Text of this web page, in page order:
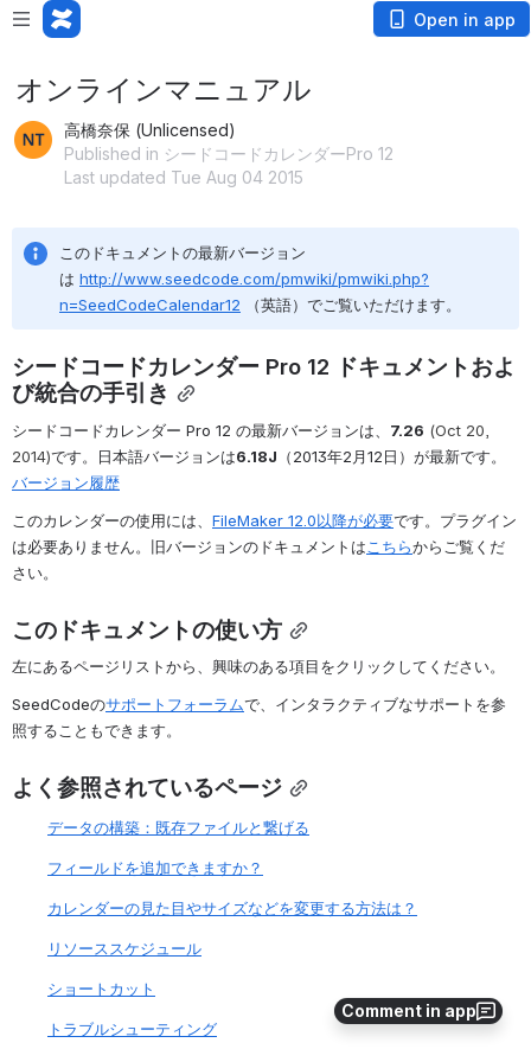
Open in app
Comment in app
オンラインマニュアル
高橋奈保 (Unlicensed)
Published in シードコードカレンダーPro 12
Last updated Tue Aug 04 2015
このドキュメントの最新バージョン
は http://www.seedcode.com/pmwiki/pmwiki.php?
n=SeedCodeCalendar12 （英語）でご覧いただけます。
シードコードカレンダー Pro 12 ドキュメントおよ
び統合の手引き
シードコードカレンダー Pro 12 の最新バージョンは、 7.26 (Oct 20,
2014)です。日本語バージョンは6.18J （2013年2月12日）が最新です。
バージョン履歴
このカレンダーの使用には、 FileMaker 12.0以降が必要です。プラグイン
は必要ありません。旧バージョンのドキュメントは こちらからご覧くだ
さい。
このドキュメントの使い方
左にあるページリストから、興味のある項目をクリックしてください。
SeedCodeのサポートフォーラムで、インタラクティブなサポートを参
照することもできます。
よく参照されているページ
データの構築：既存ファイルと繋げる
フィールドを追加できますか？
カレンダーの見た目やサイズなどを変更する方法は？
リソーススケジュール
ショートカット
トラブルシューティング